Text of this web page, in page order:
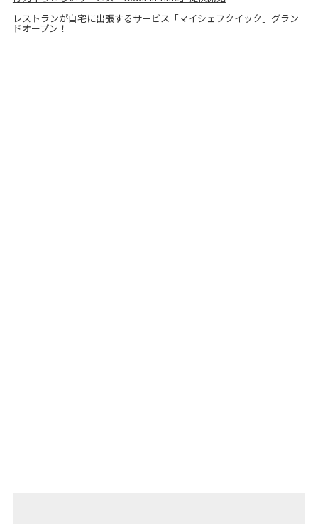
レストランが自宅に出張するサービス「マイシェフクイック」グラン
ドオープン！